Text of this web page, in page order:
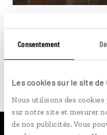
Consentement
Les cookies sur le site de
Nous utilisons des
sur notre site et mesurer
de nos publicités. Vous
Pour